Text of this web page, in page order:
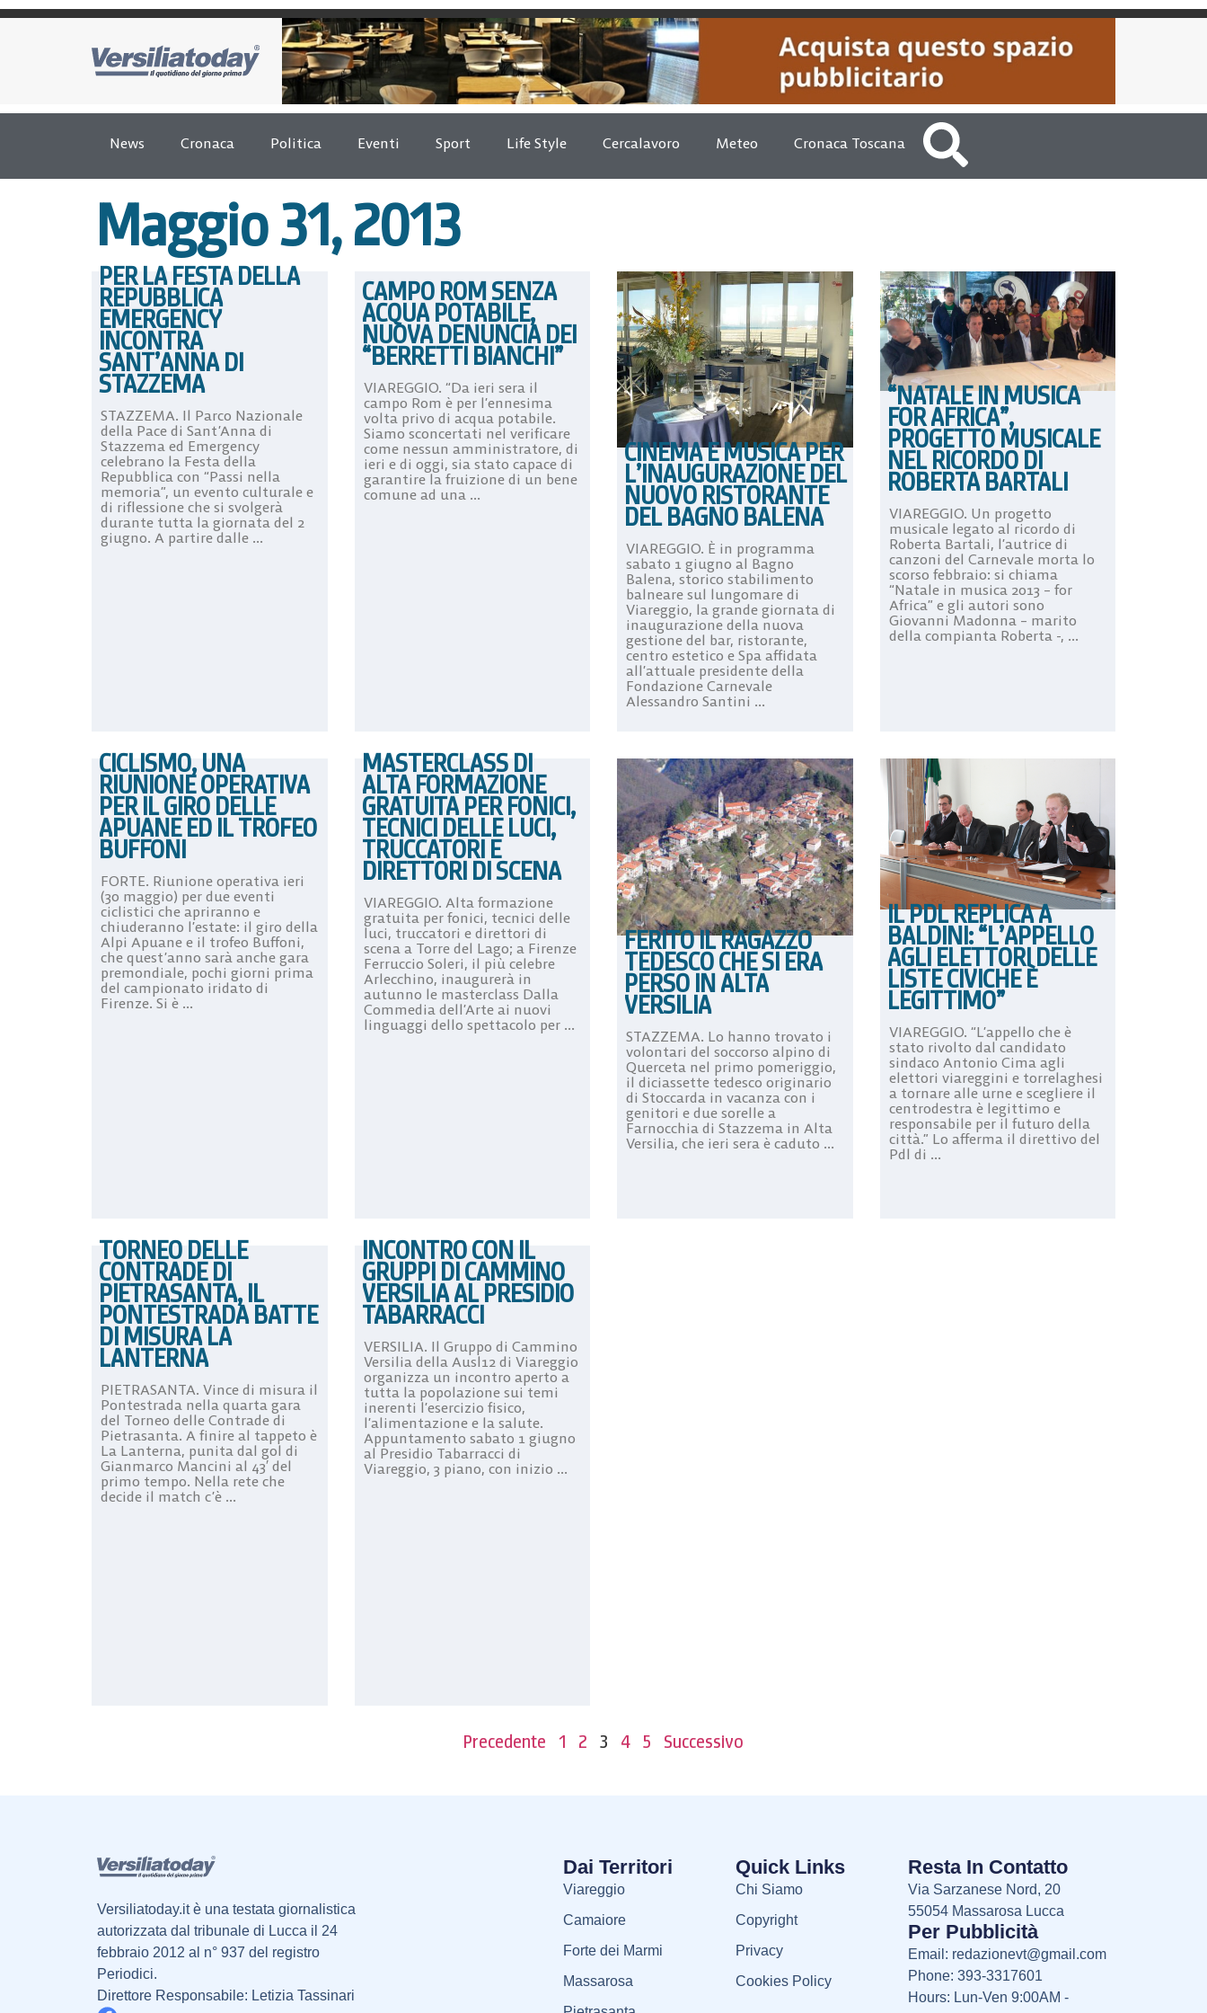
News Cronaca Politica Eventi Sport Life Style Cercalavoro Meteo Cronaca Toscana
Maggio 31, 2013
PER LA FESTA DELLA
REPUBBLICA
EMERGENCY
INCONTRA
SANT’ANNA DI
STAZZEMA
STAZZEMA. Il Parco Nazionale
della Pace di Sant’Anna di
Stazzema ed Emergency
celebrano la Festa della
Repubblica con “Passi nella
memoria”, un evento culturale e
di riflessione che si svolgerà
durante tutta la giornata del 2
giugno. A partire dalle ...
CAMPO ROM SENZA
ACQUA POTABILE,
NUOVA DENUNCIA DEI
“BERRETTI BIANCHI”
VIAREGGIO. “Da ieri sera il
campo Rom è per l’ennesima
volta privo di acqua potabile.
Siamo sconcertati nel verificare
come nessun amministratore, di
ieri e di oggi, sia stato capace di
garantire la fruizione di un bene
comune ad una ...
CINEMA E MUSICA PER
L’INAUGURAZIONE DEL
NUOVO RISTORANTE
DEL BAGNO BALENA
VIAREGGIO. È in programma
sabato 1 giugno al Bagno
Balena, storico stabilimento
balneare sul lungomare di
Viareggio, la grande giornata di
inaugurazione della nuova
gestione del bar, ristorante,
centro estetico e Spa affidata
all’attuale presidente della
Fondazione Carnevale
Alessandro Santini ...
“NATALE IN MUSICA
FOR AFRICA”,
PROGETTO MUSICALE
NEL RICORDO DI
ROBERTA BARTALI
VIAREGGIO. Un progetto
musicale legato al ricordo di
Roberta Bartali, l’autrice di
canzoni del Carnevale morta lo
scorso febbraio: si chiama
“Natale in musica 2013 – for
Africa” e gli autori sono
Giovanni Madonna – marito
della compianta Roberta -, ...
CICLISMO, UNA
RIUNIONE OPERATIVA
PER IL GIRO DELLE
APUANE ED IL TROFEO
BUFFONI
FORTE. Riunione operativa ieri
(30 maggio) per due eventi
ciclistici che apriranno e
chiuderanno l’estate: il giro della
Alpi Apuane e il trofeo Buffoni,
che quest’anno sarà anche gara
premondiale, pochi giorni prima
del campionato iridato di
Firenze. Si è ...
MASTERCLASS DI
ALTA FORMAZIONE
GRATUITA PER FONICI,
TECNICI DELLE LUCI,
TRUCCATORI E
DIRETTORI DI SCENA
VIAREGGIO. Alta formazione
gratuita per fonici, tecnici delle
luci, truccatori e direttori di
scena a Torre del Lago; a Firenze
Ferruccio Soleri, il più celebre
Arlecchino, inaugurerà in
autunno le masterclass Dalla
Commedia dell’Arte ai nuovi
linguaggi dello spettacolo per ...
FERITO IL RAGAZZO
TEDESCO CHE SI ERA
PERSO IN ALTA
VERSILIA
STAZZEMA. Lo hanno trovato i
volontari del soccorso alpino di
Querceta nel primo pomeriggio,
il diciassette tedesco originario
di Stoccarda in vacanza con i
genitori e due sorelle a
Farnocchia di Stazzema in Alta
Versilia, che ieri sera è caduto ...
IL PDL REPLICA A
BALDINI: “L’APPELLO
AGLI ELETTORI DELLE
LISTE CIVICHE È
LEGITTIMO”
VIAREGGIO. “L’appello che è
stato rivolto dal candidato
sindaco Antonio Cima agli
elettori viareggini e torrelaghesi
a tornare alle urne e scegliere il
centrodestra è legittimo e
responsabile per il futuro della
città.” Lo afferma il direttivo del
Pdl di ...
TORNEO DELLE
CONTRADE DI
PIETRASANTA, IL
PONTESTRADA BATTE
DI MISURA LA
LANTERNA
PIETRASANTA. Vince di misura il
Pontestrada nella quarta gara
del Torneo delle Contrade di
Pietrasanta. A finire al tappeto è
La Lanterna, punita dal gol di
Gianmarco Mancini al 43′ del
primo tempo. Nella rete che
decide il match c’è ...
INCONTRO CON IL
GRUPPI DI CAMMINO
VERSILIA AL PRESIDIO
TABARRACCI
VERSILIA. Il Gruppo di Cammino
Versilia della Ausl12 di Viareggio
organizza un incontro aperto a
tutta la popolazione sui temi
inerenti l’esercizio fisico,
l’alimentazione e la salute.
Appuntamento sabato 1 giugno
al Presidio Tabarracci di
Viareggio, 3 piano, con inizio ...
Precedente 1 2 3 4 5 Successivo
Versiliatoday.it è una testata giornalistica
autorizzata dal tribunale di Lucca il 24
febbraio 2012 al n° 937 del registro
Periodici.
Direttore Responsabile: Letizia Tassinari
Dai Territori
Viareggio
Camaiore
Forte dei Marmi
Massarosa
Quick Links
Chi Siamo
Copyright
Privacy
Cookies Policy
Resta In Contatto
Via Sarzanese Nord, 20
55054 Massarosa Lucca
Per Pubblicità
Email: redazionevt@gmail.com
Phone: 393-3317601
Hours: Lun-Ven 9:00AM -